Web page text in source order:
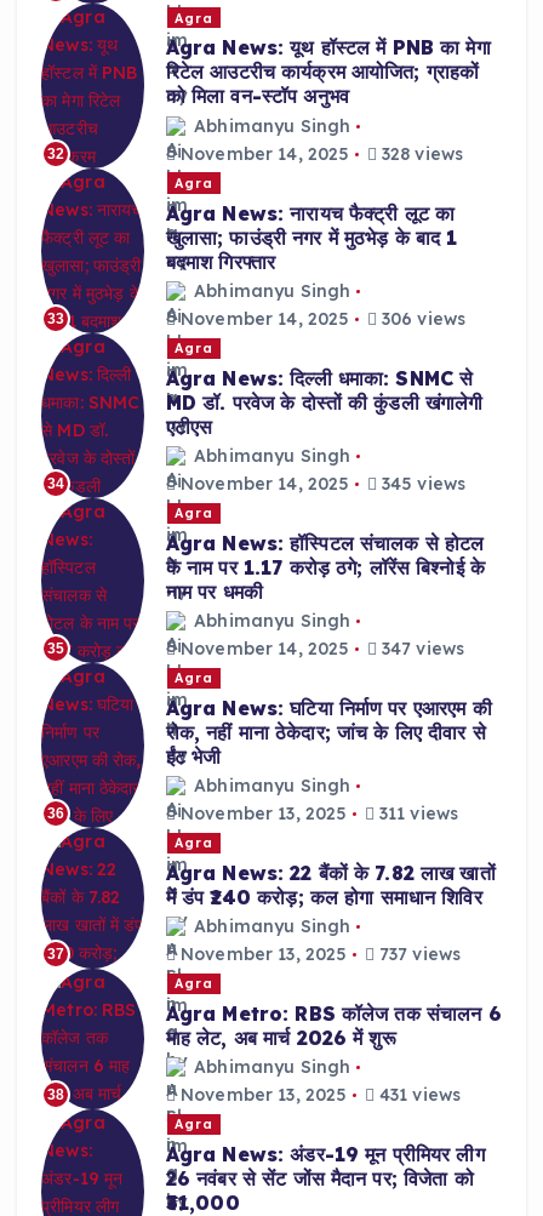
32
Agra
Agra News: यूथ हॉस्टल में PNB का मेगा
रिटेल आउटरीच कार्यक्रम आयोजित; ग्राहकों
को मिला वन-स्टॉप अनुभव
Abhimanyu Singh
November 14, 2025
328 views
33
Agra
Agra News: नारायच फैक्ट्री लूट का
खुलासा; फाउंड्री नगर में मुठभेड़ के बाद 1
बदमाश गिरफ्तार
Abhimanyu Singh
November 14, 2025
306 views
34
Agra
Agra News: दिल्ली धमाका: SNMC से
MD डॉ. परवेज के दोस्तों की कुंडली खंगालेगी
एटीएस
Abhimanyu Singh
November 14, 2025
345 views
35
Agra
Agra News: हॉस्पिटल संचालक से होटल
के नाम पर 1.17 करोड़ ठगे; लॉरेंस बिश्नोई के
नाम पर धमकी
Abhimanyu Singh
November 14, 2025
347 views
36
Agra
Agra News: घटिया निर्माण पर एआरएम की
रोक, नहीं माना ठेकेदार; जांच के लिए दीवार से
ईंट भेजी
Abhimanyu Singh
November 13, 2025
311 views
37
Agra
Agra News: 22 बैंकों के 7.82 लाख खातों
में डंप ₹240 करोड़; कल होगा समाधान शिविर
Abhimanyu Singh
November 13, 2025
737 views
38
Agra
Agra Metro: RBS कॉलेज तक संचालन 6
माह लेट, अब मार्च 2026 में शुरू
Abhimanyu Singh
November 13, 2025
431 views
Agra
Agra News: अंडर-19 मून प्रीमियर लीग
26 नवंबर से सेंट जोंस मैदान पर; विजेता को
₹31,000